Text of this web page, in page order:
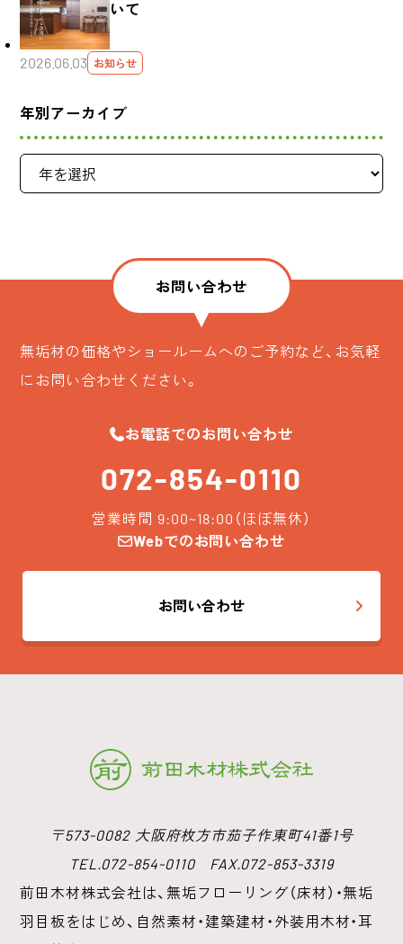
いて
2026.06.03 お知らせ
年別アーカイブ
お問い合わせ
無垢材の価格やショールームへのご予約など、お気軽
にお問い合わせください。
お電話でのお問い合わせ
072-854-0110
営業時間 9:00~18:00（ほぼ無休）
Webでのお問い合わせ
お問い合わせ
〒573-0082 大阪府枚方市茄子作東町41番1号
TEL.072-854-0110 FAX.072-853-3319
前田木材株式会社は、無垢フローリング（床材）・無垢
羽目板をはじめ、 自然素材・建築建材・外装用木材・耳